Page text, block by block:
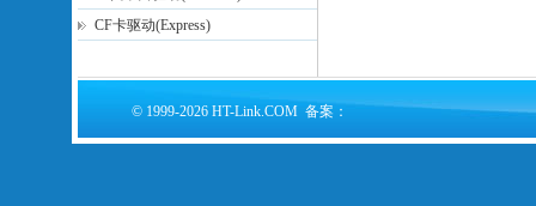
CF卡驱动(Express)
© 1999-2026 HT-Link.COM 备案：